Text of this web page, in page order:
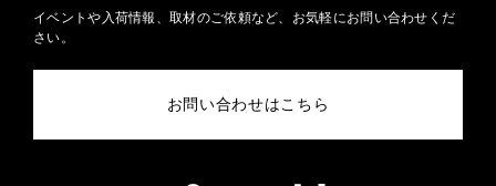
イベントや入荷情報、取材のご依頼など、お気軽にお問い合わせくだ
さい。
お問い合わせはこちら